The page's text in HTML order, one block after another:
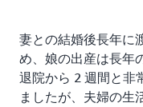
妻との結婚後長年に
め、娘の出産は長年
退院から 2 週間と非
ましたが、夫婦の生